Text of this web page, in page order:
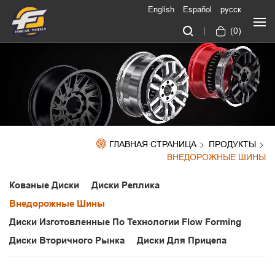
(0)
English Español русск
ГЛАВНАЯ СТРАНИЦА
ПРОДУКТЫ
ВНЕДОРОЖНЫЕ ШИНЫ
Кованые Диски
Диски Реплика
Внедорожные Шины
Диски Изготовленные По Технологии Flow Forming
Диски Вторичного Рынка
Диски Для Прицепа